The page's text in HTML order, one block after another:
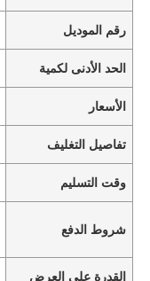
رقم الموديل
الحد الأدنى لكمية
الأسعار
تفاصيل التغليف
وقت التسليم
شروط الدفع
القدرة على العرض